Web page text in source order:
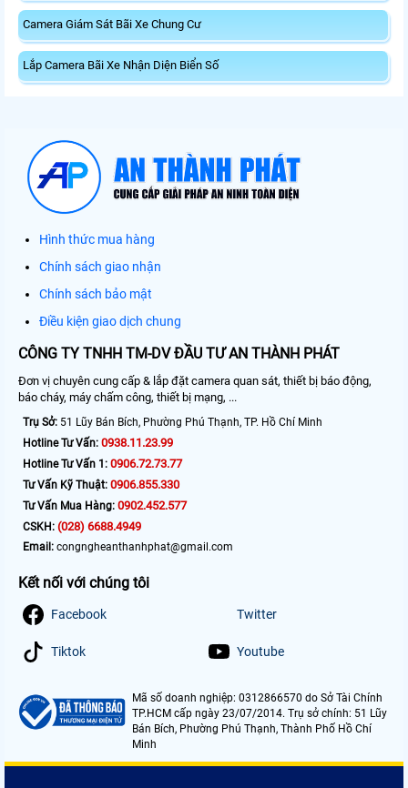
Camera Giám Sát Bãi Xe Chung Cư
Lắp Camera Bãi Xe Nhận Diện Biển Số
Hình thức mua hàng
Chính sách giao nhận
Chính sách bảo mật
Điều kiện giao dịch chung
CÔNG TY TNHH TM-DV ĐẦU TƯ AN THÀNH PHÁT
Đơn vị chuyên cung cấp & lắp đặt camera quan sát, thiết bị báo động,
báo cháy, máy chấm công, thiết bị mạng, ...
Trụ Sở: 51 Lũy Bán Bích, Phường Phú Thạnh, TP. Hồ Chí Minh
Hotline Tư Vấn: 0938.11.23.99
Hotline Tư Vấn 1: 0906.72.73.77
Tư Vấn Kỹ Thuật: 0906.855.330
Tư Vấn Mua Hàng: 0902.452.577
CSKH: (028) 6688.4949
Email: congngheanthanhphat@gmail.com
Kết nối với chúng tôi
Facebook Twitter
Tiktok Youtube
Mã số doanh nghiệp: 0312866570 do Sở Tài Chính
TP.HCM cấp ngày 23/07/2014. Trụ sở chính: 51 Lũy
Bán Bích, Phường Phú Thạnh, Thành Phố Hồ Chí
Minh